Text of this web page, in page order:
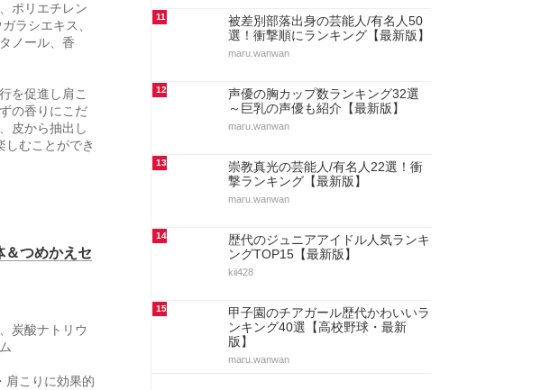
ポリエチレン
ラシエキス、
ノール、香
を促進し肩こ
の香りにこだ
皮から抽出し
しむことができ
つめかえセ
炭酸ナトリウ
肩こりに効果的
11
被差別部落出身の芸能人/有名人50
選！衝撃順にランキング【最新版】
maru.wanwan
12
声優の胸カップ数ランキング32選
～巨乳の声優も紹介【最新版】
maru.wanwan
13
崇教真光の芸能人/有名人22選！衝
撃ランキング【最新版】
maru.wanwan
14
歴代のジュニアアイドル人気ランキ
ングTOP15【最新版】
kii428
15
甲子園のチアガール歴代かわいいラ
ンキング40選【高校野球・最新
版】
maru.wanwan